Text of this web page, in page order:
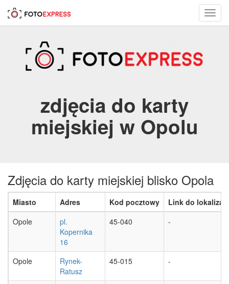
zdjęcia do karty
miejskiej w Opolu
Zdjęcia do karty miejskiej blisko Opola
Miasto Adres Kod pocztowy
Link do
Opole
pl.
Kopernika
16
45-040 -
Opole
Rynek-
Ratusz
45-015 -